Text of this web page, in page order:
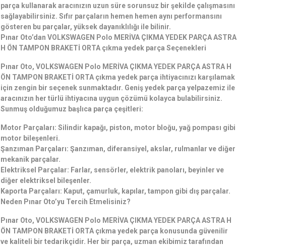
parça kullanarak aracınızın uzun süre sorunsuz bir şekilde çalışmasını
sağlayabilirsiniz. Sıfır parçaların hemen hemen aynı performansını
gösteren bu parçalar, yüksek dayanıklılığı ile bilinir.
Pınar Oto’dan VOLKSWAGEN Polo MERİVA ÇIKMA YEDEK PARÇA ASTRA
H ÖN TAMPON BRAKETİ ORTA çıkma yedek parça Seçenekleri
Pınar Oto, VOLKSWAGEN Polo MERİVA ÇIKMA YEDEK PARÇA ASTRA H
ÖN TAMPON BRAKETİ ORTA çıkma yedek parça ihtiyacınızı karşılamak
için zengin bir seçenek sunmaktadır. Geniş yedek parça yelpazemiz ile
aracınızın her türlü ihtiyacına uygun çözümü kolayca bulabilirsiniz.
Sunmuş olduğumuz başlıca parça çeşitleri:
Motor Parçaları: Silindir kapağı, piston, motor bloğu, yağ pompası gibi
motor bileşenleri.
Şanzıman Parçaları: Şanzıman, diferansiyel, akslar, rulmanlar ve diğer
mekanik parçalar.
Elektriksel Parçalar: Farlar, sensörler, elektrik panoları, beyinler ve
diğer elektriksel bileşenler.
Kaporta Parçaları: Kaput, çamurluk, kapılar, tampon gibi dış parçalar.
Neden Pınar Oto’yu Tercih Etmelisiniz?
Pınar Oto, VOLKSWAGEN Polo MERİVA ÇIKMA YEDEK PARÇA ASTRA H
ÖN TAMPON BRAKETİ ORTA çıkma yedek parça konusunda güvenilir
ve kaliteli bir tedarikçidir. Her bir parça, uzman ekibimiz tarafından